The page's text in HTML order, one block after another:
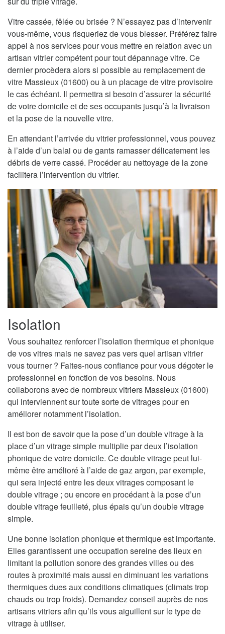
Vitre cassée, fêlée ou brisée ? N’essayez pas d’intervenir
vous-même, vous risqueriez de vous blesser. Préférez faire
appel à nos services pour vous mettre en relation avec un
artisan vitrier compétent pour tout dépannage vitre. Ce
dernier procèdera alors si possible au remplacement de
vitre Massieux (01600) ou à un placage de vitre provisoire
le cas échéant. Il permettra si besoin d’assurer la sécurité
de votre domicile et de ses occupants jusqu’à la livraison
et la pose de la nouvelle vitre.
En attendant l’arrivée du vitrier professionnel, vous pouvez
à l’aide d’un balai ou de gants ramasser délicatement les
débris de verre cassé. Procéder au nettoyage de la zone
facilitera l’intervention du vitrier.
Isolation
Vous souhaitez renforcer l’isolation thermique et phonique
de vos vitres mais ne savez pas vers quel artisan vitrier
vous tourner ? Faites-nous confiance pour vous dégoter le
professionnel en fonction de vos besoins. Nous
collaborons avec de nombreux vitriers Massieux (01600)
qui interviennent sur toute sorte de vitrages pour en
améliorer notamment l’isolation.
Il est bon de savoir que la pose d’un double vitrage à la
place d’un vitrage simple multiplie par deux l’isolation
phonique de votre domicile. Ce double vitrage peut lui-
même être amélioré à l’aide de gaz argon, par exemple,
qui sera injecté entre les deux vitrages composant le
double vitrage ; ou encore en procédant à la pose d’un
double vitrage feuilleté, plus épais qu’un double vitrage
simple.
Une bonne isolation phonique et thermique est importante.
Elles garantissent une occupation sereine des lieux en
limitant la pollution sonore des grandes villes ou des
routes à proximité mais aussi en diminuant les variations
thermiques dues aux conditions climatiques (climats trop
chauds ou trop froids). Demandez conseil auprès de nos
artisans vitriers afin qu’ils vous aiguillent sur le type de
vitrage à utiliser.